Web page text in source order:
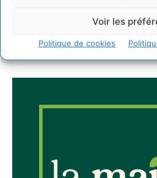
Voir les
Politique de cookies JE M'ABONNE